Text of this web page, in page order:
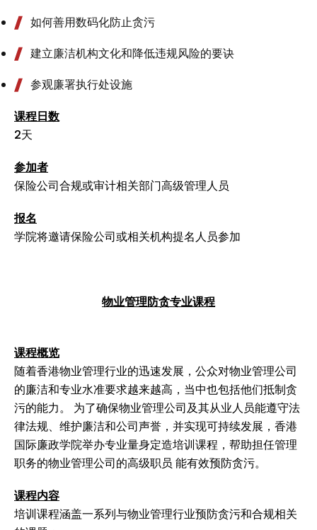
如何善用数码化防止贪污
建立廉洁机构文化和降低违规风险的要诀
参观廉署执行处设施
课程日数
2天
参加者
保险公司合规或审计相关部门高级管理人员
报名
学院将邀请保险公司或相关机构提名人员参加
物业管理防贪专业课程
课程概览
随着香港物业管理行业的迅速发展，公众对物业管理公司
的廉洁和专业水准要求越来越高，当中也包括他们抵制贪
污的能力。 为了确保物业管理公司及其从业人员能遵守法
律法规、维护廉洁和公司声誉，并实现可持续发展，香港
国际廉政学院举办专业量身定造培训课程，帮助担任管理
职务的物业管理公司的高级职员 能有效预防贪污。
课程内容
培训课程涵盖一系列与物业管理行业预防贪污和合规相关